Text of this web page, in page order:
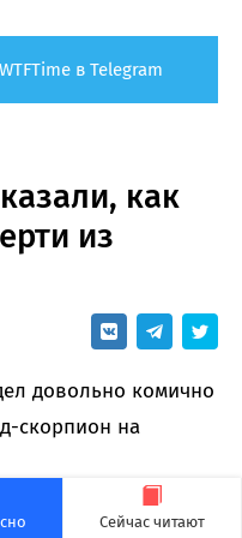
Сейчас читают
в Telegram
как
из
довольно комично
скорпион на